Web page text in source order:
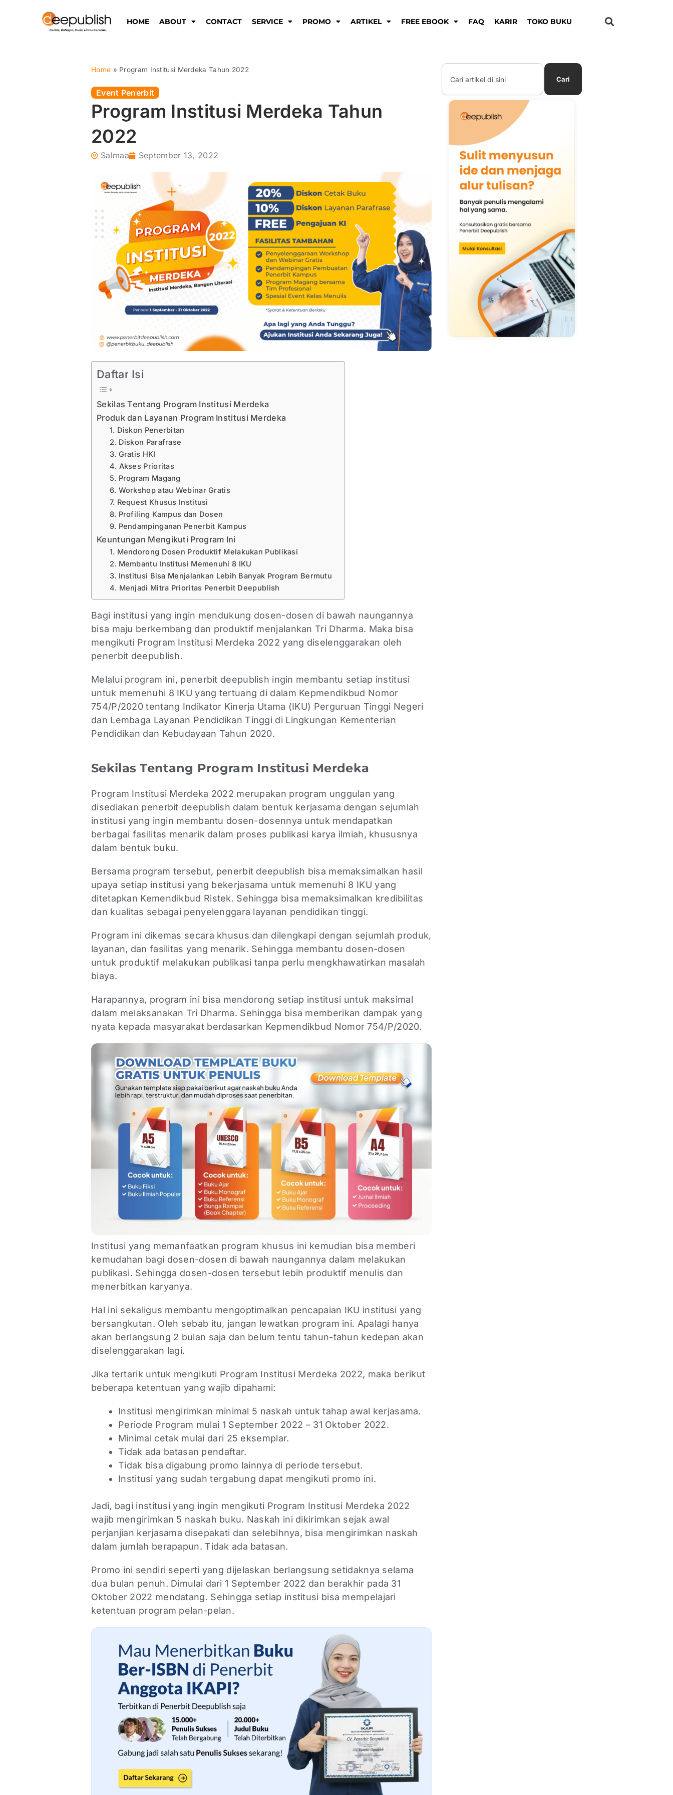
HOME ABOUT CONTACT SERVICE PROMO ARTIKEL FREE EBOOK FAQ KARIR TOKO BUKU
Home » Program Institusi Merdeka Tahun 2022
Event Penerbit
Program Institusi Merdeka Tahun
2022
Salmaa September 13, 2022
Daftar Isi
Sekilas Tentang Program Institusi Merdeka
Produk dan Layanan Program Institusi Merdeka
1. Diskon Penerbitan
2. Diskon Parafrase
3. Gratis HKI
4. Akses Prioritas
5. Program Magang
6. Workshop atau Webinar Gratis
7. Request Khusus Institusi
8. Profiling Kampus dan Dosen
9. Pendampinganan Penerbit Kampus
Keuntungan Mengikuti Program Ini
1. Mendorong Dosen Produktif Melakukan Publikasi
2. Membantu Institusi Memenuhi 8 IKU
3. Institusi Bisa Menjalankan Lebih Banyak Program Bermutu
4. Menjadi Mitra Prioritas Penerbit Deepublish
Bagi institusi yang ingin mendukung dosen-dosen di bawah naungannya
bisa maju berkembang dan produktif menjalankan Tri Dharma. Maka bisa
mengikuti Program Institusi Merdeka 2022 yang diselenggarakan oleh
penerbit deepublish.
Melalui program ini, penerbit deepublish ingin membantu setiap institusi
untuk memenuhi 8 IKU yang tertuang di dalam Kepmendikbud Nomor
754/P/2020 tentang Indikator Kinerja Utama (IKU) Perguruan Tinggi Negeri
dan Lembaga Layanan Pendidikan Tinggi di Lingkungan Kementerian
Pendidikan dan Kebudayaan Tahun 2020.
Sekilas Tentang Program Institusi Merdeka
Program Institusi Merdeka 2022 merupakan program unggulan yang
disediakan penerbit deepublish dalam bentuk kerjasama dengan sejumlah
institusi yang ingin membantu dosen-dosennya untuk mendapatkan
berbagai fasilitas menarik dalam proses publikasi karya ilmiah, khususnya
dalam bentuk buku.
Bersama program tersebut, penerbit deepublish bisa memaksimalkan hasil
upaya setiap institusi yang bekerjasama untuk memenuhi 8 IKU yang
ditetapkan Kemendikbud Ristek. Sehingga bisa memaksimalkan kredibilitas
dan kualitas sebagai penyelenggara layanan pendidikan tinggi.
Program ini dikemas secara khusus dan dilengkapi dengan sejumlah produk,
layanan, dan fasilitas yang menarik. Sehingga membantu dosen-dosen
untuk produktif melakukan publikasi tanpa perlu mengkhawatirkan masalah
biaya.
Harapannya, program ini bisa mendorong setiap institusi untuk maksimal
dalam melaksanakan Tri Dharma. Sehingga bisa memberikan dampak yang
nyata kepada masyarakat berdasarkan Kepmendikbud Nomor 754/P/2020.
Institusi yang memanfaatkan program khusus ini kemudian bisa memberi
kemudahan bagi dosen-dosen di bawah naungannya dalam melakukan
publikasi. Sehingga dosen-dosen tersebut lebih produktif menulis dan
menerbitkan karyanya.
Hal ini sekaligus membantu mengoptimalkan pencapaian IKU institusi yang
bersangkutan. Oleh sebab itu, jangan lewatkan program ini. Apalagi hanya
akan berlangsung 2 bulan saja dan belum tentu tahun-tahun kedepan akan
diselenggarakan lagi.
Jika tertarik untuk mengikuti Program Institusi Merdeka 2022, maka berikut
beberapa ketentuan yang wajib dipahami:
Institusi mengirimkan minimal 5 naskah untuk tahap awal kerjasama.
Periode Program mulai 1 September 2022 – 31 Oktober 2022.
Minimal cetak mulai dari 25 eksemplar.
Tidak ada batasan pendaftar.
Tidak bisa digabung promo lainnya di periode tersebut.
Institusi yang sudah tergabung dapat mengikuti promo ini.
Jadi, bagi institusi yang ingin mengikuti Program Institusi Merdeka 2022
wajib mengirimkan 5 naskah buku. Naskah ini dikirimkan sejak awal
perjanjian kerjasama disepakati dan selebihnya, bisa mengirimkan naskah
dalam jumlah berapapun. Tidak ada batasan.
Promo ini sendiri seperti yang dijelaskan berlangsung setidaknya selama
dua bulan penuh. Dimulai dari 1 September 2022 dan berakhir pada 31
Oktober 2022 mendatang. Sehingga setiap institusi bisa mempelajari
ketentuan program pelan-pelan.
Search
Cari